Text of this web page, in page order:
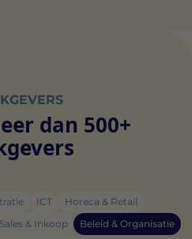
dan 500+
ICT
Horeca & Retail
Sales & Inkoop
Beleid & Organisatie